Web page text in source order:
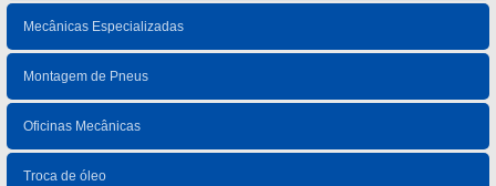
Mecânicas Especializadas
Montagem de Pneus
Oficinas Mecânicas
Troca de óleo